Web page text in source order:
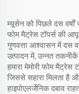
म्यूसेन को पिछले दस
फोम मैट्रेस टॉपर्स की
गुणवत्ता आश्वासन में दस
उत्पादन में, उन्नत तकनीकें
हमारा मेमोरी फोम
जिससे सहारा मिलता है
हाइपोएलर्जेनिक दबाव